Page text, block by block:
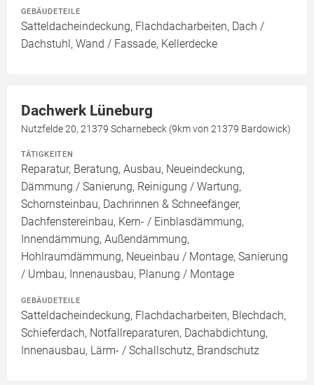
GEBÄUDETEILE
Satteldacheindeckung, Flachdacharbeiten, Dach /
Dachstuhl, Wand / Fassade, Kellerdecke
Dachwerk Lüneburg
Nutzfelde 20, 21379 Scharnebeck (9km von 21379 Bardowick)
TÄTIGKEITEN
Reparatur, Beratung, Ausbau, Neueindeckung,
Dämmung / Sanierung, Reinigung / Wartung,
Schornsteinbau, Dachrinnen & Schneefänger,
Dachfenstereinbau, Kern- / Einblasdämmung,
Innendämmung, Außendämmung,
Hohlraumdämmung, Neueinbau / Montage, Sanierung
/ Umbau, Innenausbau, Planung / Montage
GEBÄUDETEILE
Satteldacheindeckung, Flachdacharbeiten, Blechdach,
Schieferdach, Notfallreparaturen, Dachabdichtung,
Innenausbau, Lärm- / Schallschutz, Brandschutz